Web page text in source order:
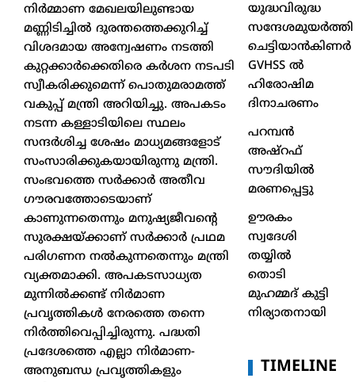
നിർമ്മാണ മേഖലയിലുണ്ടായ
മണ്ണിടിച്ചിൽ ദുരന്തത്തെക്കുറിച്ച്
വിശദമായ അന്വേഷണം നടത്തി
കുറ്റക്കാർക്കെതിരെ കർശന നടപടി
സ്വീകരിക്കുമെന്ന് പൊതുമരാമത്ത്
വകുപ്പ് മന്ത്രി അറിയിച്ചു. അപകടം
നടന്ന കള്ളാടിയിലെ സ്ഥലം
സന്ദർശിച്ച ശേഷം മാധ്യമങ്ങളോട്
സംസാരിക്കുകയായിരുന്നു മന്ത്രി.
സംഭവത്തെ സർക്കാർ അതീവ
ഗൗരവത്തോടെയാണ്
കാണുന്നതെന്നും മനുഷ്യജീവന്റെ
സുരക്ഷയ്ക്കാണ് സർക്കാർ പ്രഥമ
പരിഗണന നൽകുന്നതെന്നും മന്ത്രി
വ്യക്തമാക്കി. അപകടസാധ്യത
മുന്നിൽക്കണ്ട് നിർമാണ
പ്രവൃത്തികൾ നേരത്തെ തന്നെ
നിർത്തിവെപ്പിച്ചിരുന്നു. പദ്ധതി
പ്രദേശത്തെ എല്ലാ നിർമാണ-
അനുബന്ധ പ്രവൃത്തികളും
യുദ്ധവിരുദ്ധ
സന്ദേശമുയർത്തി
ചെട്ടിയാൻകിണർ
GVHSS ൽ
ഹിരോഷിമ
ദിനാചരണം
പറമ്പൻ
അഷ്‌റഫ്
സൗദിയിൽ
മരണപ്പെട്ടു
ഊരകം
സ്വദേശി
തയ്യിൽ
തൊടി
മുഹമ്മദ് കുട്ടി
നിര്യാതനായി
TIMELINE